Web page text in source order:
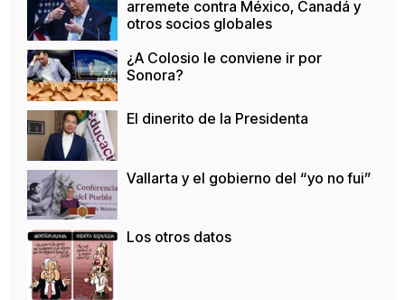
arremete contra México, Canadá y
otros socios globales
¿A Colosio le conviene ir por
Sonora?
El dinerito de la Presidenta
Vallarta y el gobierno del “yo no fui”
Los otros datos